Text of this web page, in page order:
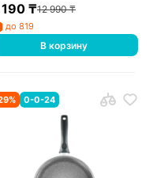
₸12 990₸
до 819
В корзину
% 0-0-24